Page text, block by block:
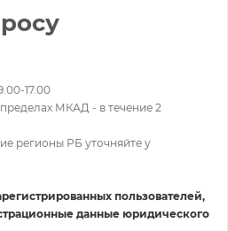
17.00
МКАД - в течение 2
регионы РБ уточняйте у
пользователей,
данные юридического